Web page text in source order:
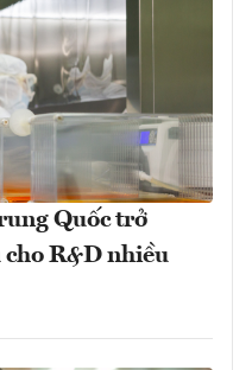
Quốc trở
R&D nhiều